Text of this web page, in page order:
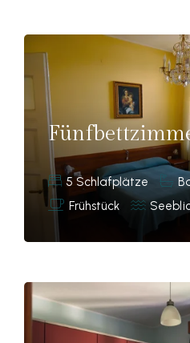
5 Schlafplätze
Frühstück